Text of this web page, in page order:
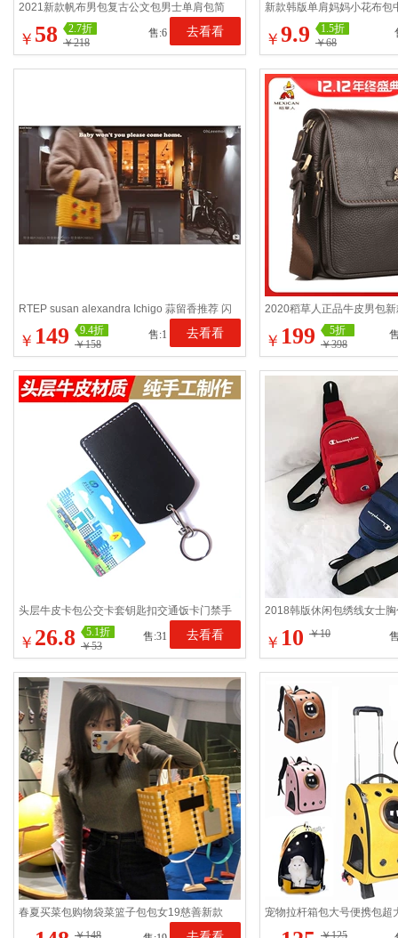
2021新款帆布男包复古公文包男士单肩包简
约休闲挎包多功能电脑包
￥ 58
2.7折
￥218
售:6 去看看
新款韩版单肩妈妈小花布包
龙帆布包中老年斜挎包
￥ 9.9
1.5折
￥68
RTEP susan alexandra Ichigo 蒜留香推荐 闪
耀草莓度假串珠包
￥ 149
9.4折
￥158
售:1 去看看
2020稻草人正品牛皮男包
挎包腰包小包潮男士包包
￥ 199
5折
￥398
头层牛皮卡包公交卡套钥匙扣交通饭卡门禁手
工皮具保护套挂绳简约
￥ 26.8
5.1折
￥53
售:31 去看看
2018韩版休闲包绣线女士
包运动 户外背包男挎包
￥ 10 ￥10
春夏买菜包购物袋菜篮子包包女19慈善新款
编织手提包沙滩包野餐篮
￥148
宠物拉杆箱包大号便携包超
包透气猫包狗包泰迪包
￥125